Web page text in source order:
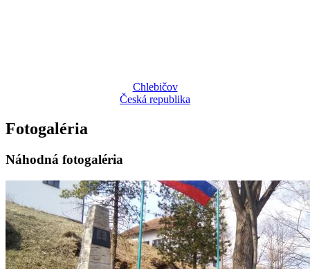
Chlebičov
Česká republika
Fotogaléria
Náhodná fotogaléria